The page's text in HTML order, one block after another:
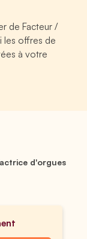
de Facteur /
les offres de
à votre
d'orgues